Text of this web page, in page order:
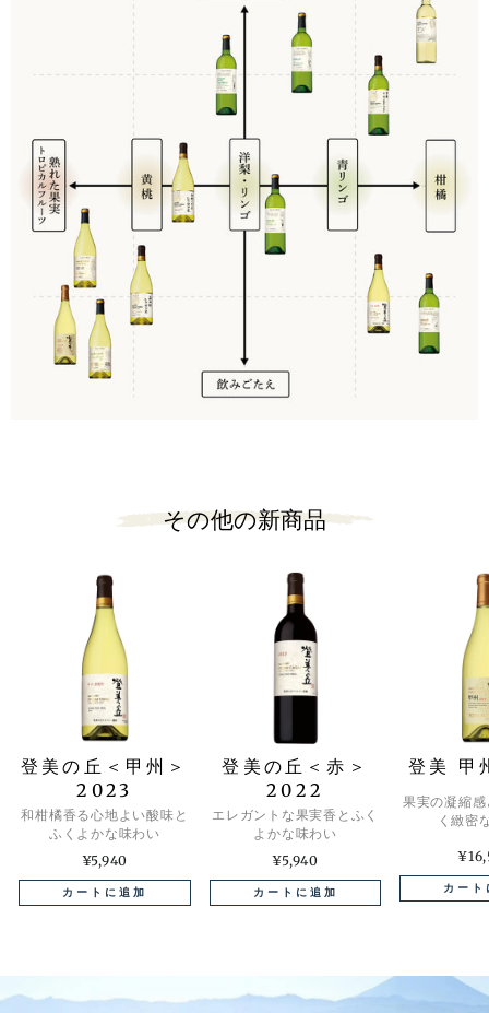
その他の新商品
登美の丘＜甲州＞
2023
和柑橘香る心地よい酸味と
ふくよかな味わい
¥5,940
カートに追加
登美の丘＜赤＞
2022
エレガントな果実香とふく
よかな味わい
¥5,940
カートに追加
登美 甲
果実の凝縮
く緻密
カー